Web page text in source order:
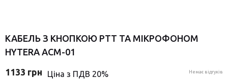
КАБЕЛЬ З КНОПКОЮ PTT ТА МІКРОФОНОМ
HYTERA ACM-01
1133 грн Ціна з ПДВ 20% Немає відгуків